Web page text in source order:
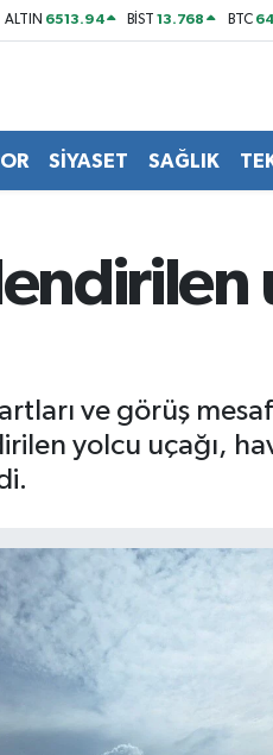
ALTIN 6513.94 BİST13.768 BTC
SİYASET SAĞLIK
ve görüş
yolcu uçağı,